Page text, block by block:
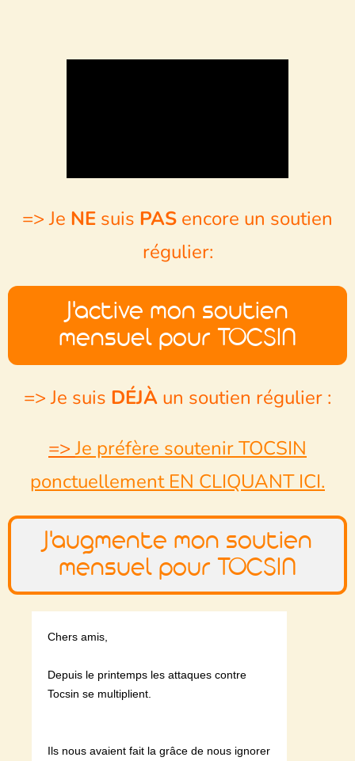
=> Je NE suis PAS encore un soutien
régulier:
J'active mon soutien
mensuel pour TOCSIN
=> Je suis DÉJÀ un soutien régulier :
=>Je préfère soutenir TOCSIN
ponctuellement EN CLIQUANT ICI.
J'augmente mon soutien
mensuel pour TOCSIN
Chers amis,
Depuis le printemps les attaques contre
Tocsin se multiplient.
Ils nous avaient fait la grâce de nous ignorer